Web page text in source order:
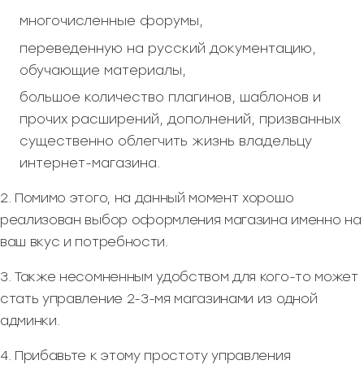
многочисленные форумы,
переведенную на русский документацию,
обучающие материалы,
большое количество плагинов, шаблонов и
прочих расширений, дополнений, призванных
существенно облегчить жизнь владельцу
интернет-магазина.
2. Помимо этого, на данный момент хорошо
реализован выбор оформления магазина именно на
ваш вкус и потребности.
3. Также несомненным удобством для кого-то может
стать управление 2-3-мя магазинами из одной
админки.
4. Прибавьте к этому простоту управления